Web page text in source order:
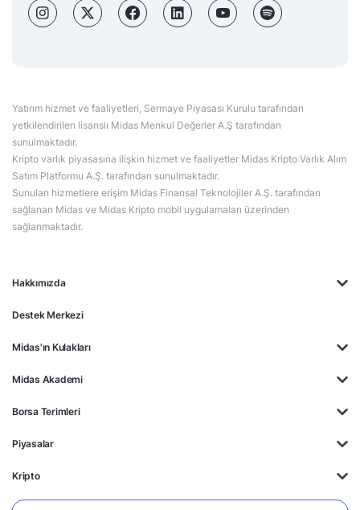
Hakkımızda
Destek Merkezi
Midas'ın Kulakları
Midas Akademi
Borsa Terimleri
Piyasalar
Kripto
Yatırım hizmet ve faaliyetleri, Sermaye Piyasası Kurulu tarafından
yetkilendirilen lisanslı Midas Menkul Değerler A.Ş tarafından
sunulmaktadır.
Kripto varlık piyasasına ilişkin hizmet ve faaliyetler Midas Kripto Varlık Alım
Satım Platformu A.Ş. tarafından sunulmaktadır.
Sunulan hizmetlere erişim Midas Finansal Teknolojiler A.Ş. tarafından
sağlanan Midas ve Midas Kripto mobil uygulamaları üzerinden
sağlanmaktadır.